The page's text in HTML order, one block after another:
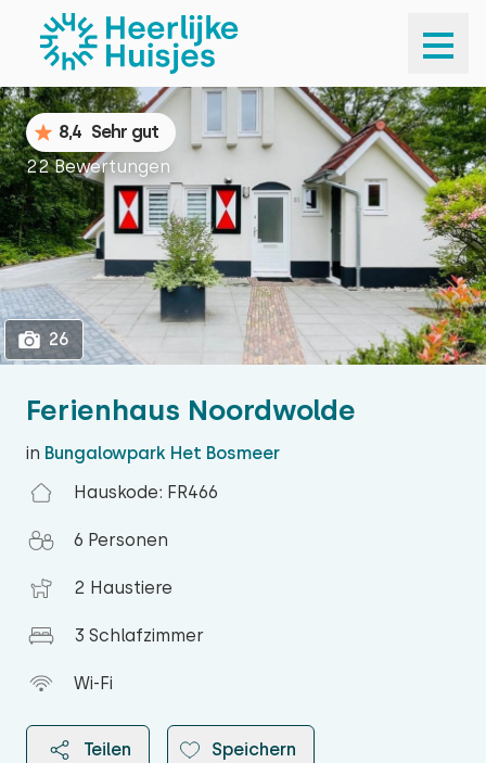
1
Ferienhaus Noordwolde
in Bungalowpark Het Bosmeer
Hauskode: FR466
6 Personen
2 Haustiere
3 Schlafzimmer
Wi-Fi
Teilen Speichern
8,4 Sehr gut
22 Bewertungen
26